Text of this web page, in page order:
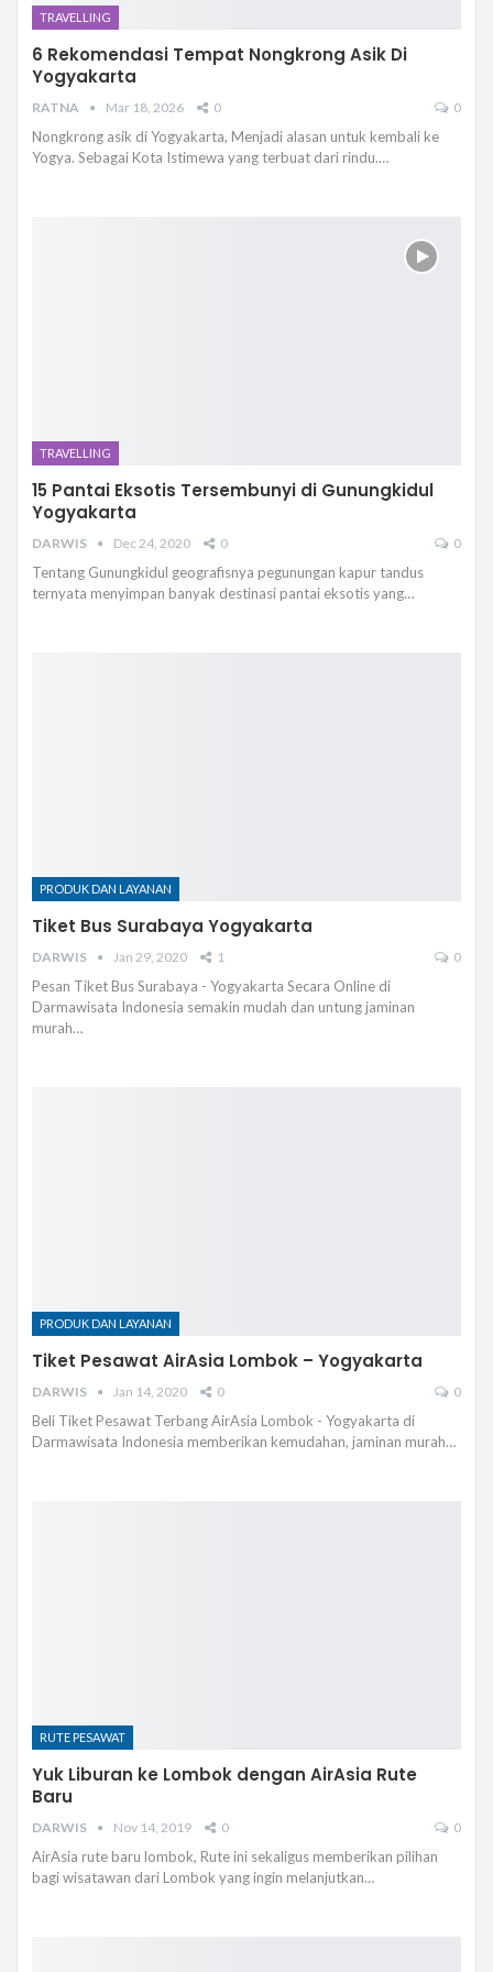
TRAVELLING
6 Rekomendasi Tempat Nongkrong Asik Di
Yogyakarta
RATNA Mar 18, 2026 0 0
Nongkrong asik di Yogyakarta, Menjadi alasan untuk kembali ke
Yogya. Sebagai Kota Istimewa yang terbuat dari rindu.…
TRAVELLING
15 Pantai Eksotis Tersembunyi di Gunungkidul
Yogyakarta
DARWIS Dec 24, 2020 0 0
Tentang Gunungkidul geografisnya pegunungan kapur tandus
ternyata menyimpan banyak destinasi pantai eksotis yang…
PRODUK DAN LAYANAN
Tiket Bus Surabaya Yogyakarta
DARWIS Jan 29, 2020 1 0
Pesan Tiket Bus Surabaya - Yogyakarta Secara Online di
Darmawisata Indonesia semakin mudah dan untung jaminan
murah…
PRODUK DAN LAYANAN
Tiket Pesawat AirAsia Lombok – Yogyakarta
DARWIS Jan 14, 2020 0 0
Beli Tiket Pesawat Terbang AirAsia Lombok - Yogyakarta di
Darmawisata Indonesia memberikan kemudahan, jaminan murah…
RUTE PESAWAT
Yuk Liburan ke Lombok dengan AirAsia Rute
Baru
DARWIS Nov 14, 2019 0 0
AirAsia rute baru lombok, Rute ini sekaligus memberikan pilihan
bagi wisatawan dari Lombok yang ingin melanjutkan…